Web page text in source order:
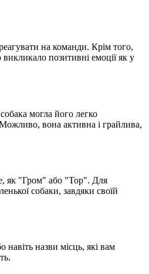
на команди. Крім того,
позитивні емоції як у
могла його легко
Можливо, вона активна і грайлива,
як "Гром" або "Тор". Для
собаки, завдяки своїй
навіть назви місць, які вам